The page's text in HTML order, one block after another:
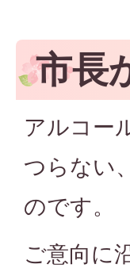
市長
アルコー
つらない
のです。
ご意向に